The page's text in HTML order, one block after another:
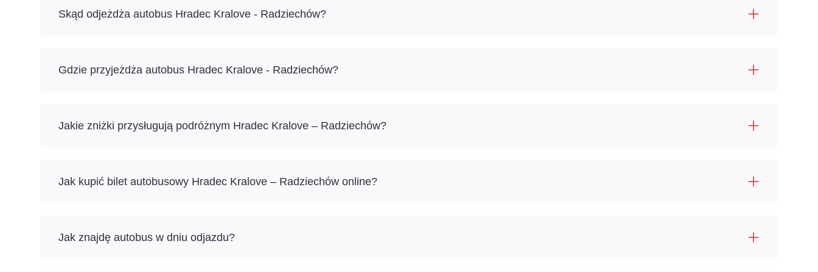
Skąd odjeżdża autobus Hradec Kralove - Radziechów?
Gdzie przyjeżdża autobus Hradec Kralove - Radziechów?
Jakie zniżki przysługują podróżnym Hradec Kralove – Radziechów?
Jak kupić bilet autobusowy Hradec Kralove – Radziechów online?
Jak znajdę autobus w dniu odjazdu?